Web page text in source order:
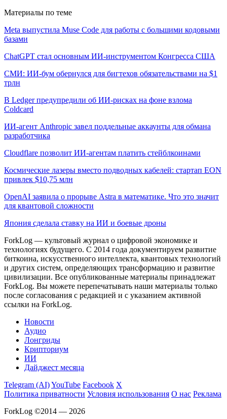
Материалы по теме
Meta выпустила Muse Code для работы с большими кодовыми
базами
ChatGPT стал основным ИИ-инструментом Конгресса США
СМИ: ИИ-бум обернулся для бигтехов обязательствами на $1
трлн
В Ledger предупредили об ИИ-рисках на фоне взлома
Coldcard
ИИ-агент Anthropic завел поддельные аккаунты для обмана
разработчика
Cloudflare позволит ИИ-агентам платить стейблкоинами
Космические лазеры вместо подводных кабелей: стартап EON
привлек $10,75 млн
OpenAI заявила о прорыве Astra в математике. Что это значит
для квантовой сложности
Япония сделала ставку на ИИ и боевые дроны
ForkLog — культовый журнал о цифровой экономике и
технологиях будущего. С 2014 года документируем развитие
биткоина, искусственного интеллекта, квантовых технологий
и других систем, определяющих трансформацию и развитие
цивилизации. Все опубликованные материалы принадлежат
ForkLog. Вы можете перепечатывать наши материалы только
после согласования с редакцией и с указанием активной
ссылки на ForkLog.
Новости
Аудио
Лонгриды
Крипториум
ИИ
Дайджест месяца
Telegram (AI)YouTube Facebook X
Политика приватности Условия использования О нас Реклама
ForkLog ©2014 — 2026